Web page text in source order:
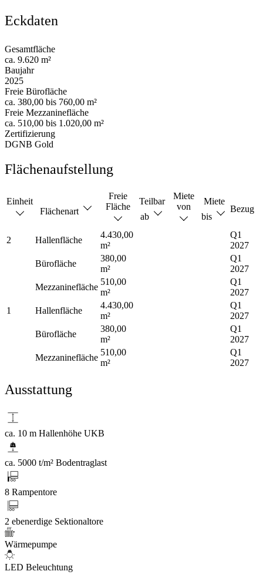
Eckdaten
Gesamtfläche
ca. 9.620 m²
Baujahr
2025
Freie Bürofläche
ca. 380,00 bis 760,00 m²
Freie Mezzaninefläche
ca. 510,00 bis 1.020,00 m²
Zertifizierung
DGNB Gold
Flächenaufstellung
Einheit
Flächenart
Freie
Fläche
Teilbar
ab
Miete
von
Miete
bis
Bezug
2 Hallenfläche
4.430,00
m²
Q1
2027
Bürofläche
380,00
m²
Q1
2027
Mezzaninefläche
510,00
m²
Q1
2027
1
Hallenfläche
4.430,00
m²
Q1
2027
Bürofläche
380,00
m²
Q1
2027
Mezzaninefläche
510,00
m²
Q1
2027
Ausstattung
ca. 10 m Hallenhöhe UKB
ca. 5000 t/m² Bodentraglast
8 Rampentore
2 ebenerdige Sektionaltore
Wärmepumpe
LED Beleuchtung